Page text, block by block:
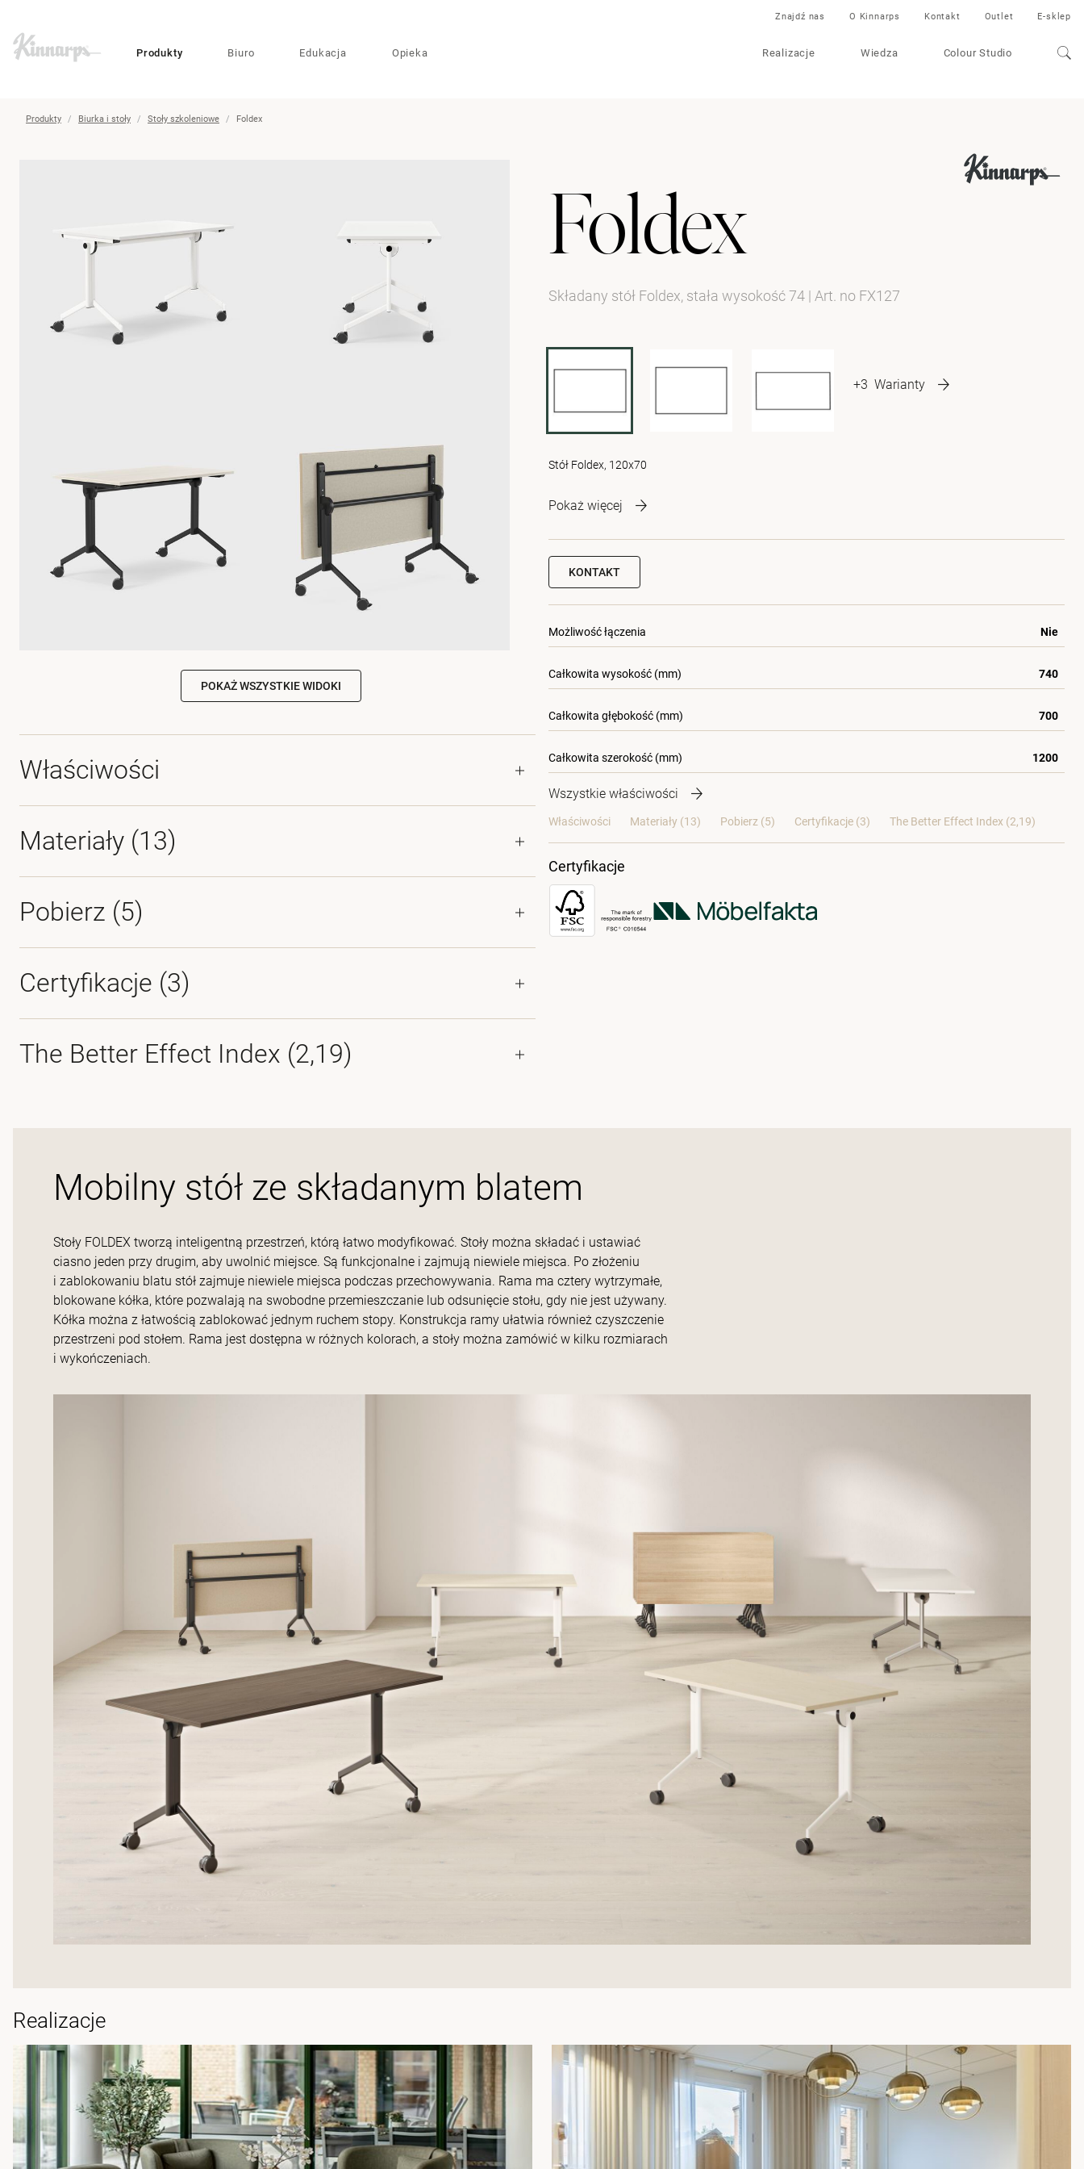
??
Produkty Biuro Edukacja Opieka Realizacje Wiedza Colour Studio
Znajdź nas O Kinnarps Kontakt Outlet E-sklep
Produkty Biurka i stoły Stoły szkoleniowe Foldex
Foldex
+3 Warianty
Składany stół Foldex, stała wysokość 74 | Art. no FX127
Stół Foldex, 120x70
Pokaż więcej
KONTAKT
Możliwość łączenia Nie
Całkowita wysokość (mm) 740
Całkowita głębokość (mm) 700
Całkowita szerokość (mm) 1200
Wszystkie właściwości
Właściwości Materiały (13) Pobierz (5) Certyfikacje (3) The Better Effect Index (2,19)
Certyfikacje
POKAŻ WSZYSTKIE WIDOKI
Właściwości
Materiały (13)
Pobierz (5)
Certyfikacje (3)
The Better Effect Index (2,19)
Mobilny stół ze składanym blatem
Stoły FOLDEX tworzą inteligentną przestrzeń, którą łatwo modyfikować. Stoły można składać i ustawiać
ciasno jeden przy drugim, aby uwolnić miejsce. Są funkcjonalne i zajmują niewiele miejsca. Po złożeniu
i zablokowaniu blatu stół zajmuje niewiele miejsca podczas przechowywania. Rama ma cztery wytrzymałe,
blokowane kółka, które pozwalają na swobodne przemieszczanie lub odsunięcie stołu, gdy nie jest używany.
Kółka można z łatwością zablokować jednym ruchem stopy. Konstrukcja ramy ułatwia również czyszczenie
przestrzeni pod stołem. Rama jest dostępna w różnych kolorach, a stoły można zamówić w kilku rozmiarach
i wykończeniach.
Realizacje